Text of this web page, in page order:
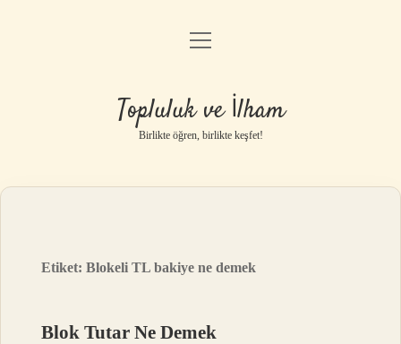
Anasayfa
Gizlilik Politikası
Yasal Uyarı
menüyü
Topluluk ve İlham
Birlikte öğren, birlikte keşfet!
Etiket:Blokeli TL bakiye ne demek
Blok Tutar Ne Demek